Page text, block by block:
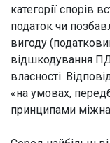
категорії спорів
податок чи
вигоду
відшкодування
власності.
«на умовах,
принципами